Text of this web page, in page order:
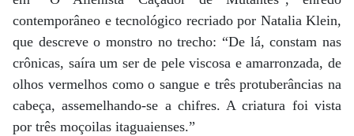
contemporâneo e tecnológico recriado por Natalia Klein,
que descreve o monstro no trecho: “De lá, constam nas
crônicas, saíra um ser de pele viscosa e amarronzada, de
olhos vermelhos como o sangue e três protuberâncias na
cabeça, assemelhando-se a chifres. A criatura foi vista
por três moçoilas itaguaienses.”